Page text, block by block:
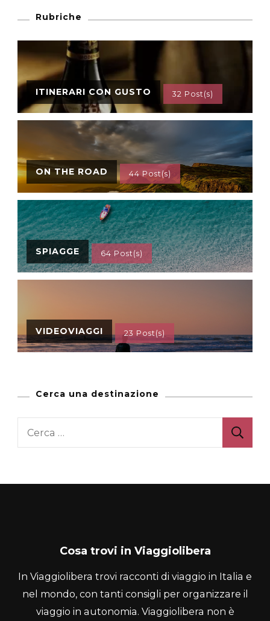
Rubriche
ITINERARI CON GUSTO 32 Post(s)
ON THE ROAD 44 Post(s)
SPIAGGE 64 Post(s)
VIDEOVIAGGI 23 Post(s)
Cerca una destinazione
Cosa trovi in Viaggiolibera
In Viaggiolibera trovi racconti di viaggio in Italia e
nel mondo, con tanti consigli per organizzare il
viaggio in autonomia. Viaggiolibera non è